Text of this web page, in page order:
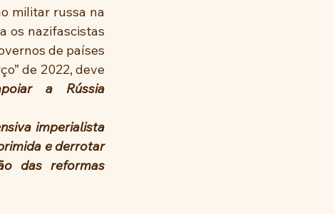
militar russa na
os nazifascistas
de países
de 2022, deve
a Rússia
imperialista
e derrotar
das reformas